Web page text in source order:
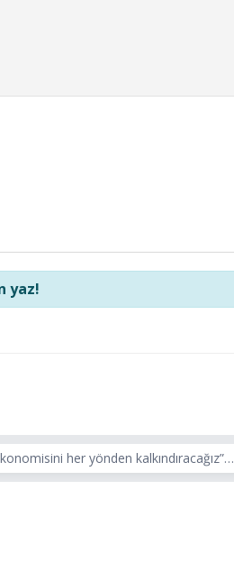
yaz!
her yönden kalkındıracağız”…